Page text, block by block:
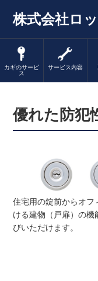
株式会社ロ
カギのサービ
ス
サービス内容
優れた防犯
住宅用の錠前からオフ
ける建物（戸扉）の機
びいただけます。